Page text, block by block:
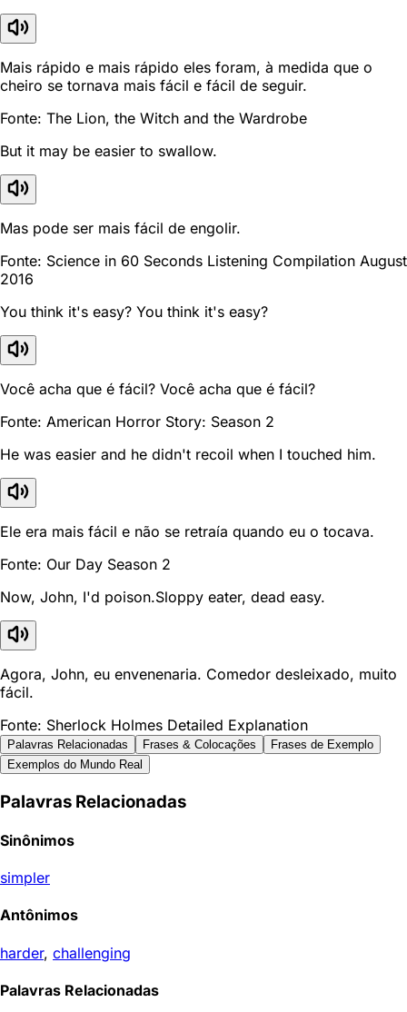
Mais rápido e mais rápido eles foram, à medida que o
cheiro se tornava mais fácil e fácil de seguir.
Fonte: The Lion, the Witch and the Wardrobe
But it may be easier to swallow.
Mas pode ser mais fácil de engolir.
Fonte: Science in 60 Seconds Listening Compilation August
2016
You think it's easy? You think it's easy?
Você acha que é fácil? Você acha que é fácil?
Fonte: American Horror Story: Season 2
He was easier and he didn't recoil when I touched him.
Ele era mais fácil e não se retraía quando eu o tocava.
Fonte: Our Day Season 2
Now, John, I'd poison.Sloppy eater, dead easy.
Agora, John, eu envenenaria. Comedor desleixado, muito
fácil.
Fonte: Sherlock Holmes Detailed Explanation
Palavras Relacionadas Frases & Colocações
Frases de Exemplo
Exemplos do Mundo Real
Palavras Relacionadas
Sinônimos
simpler
Antônimos
harder, challenging
Palavras Relacionadas